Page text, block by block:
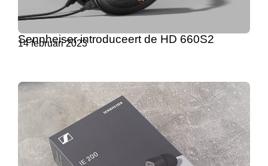
Sennheiser introduceert de HD 660S2
14 februari 2023